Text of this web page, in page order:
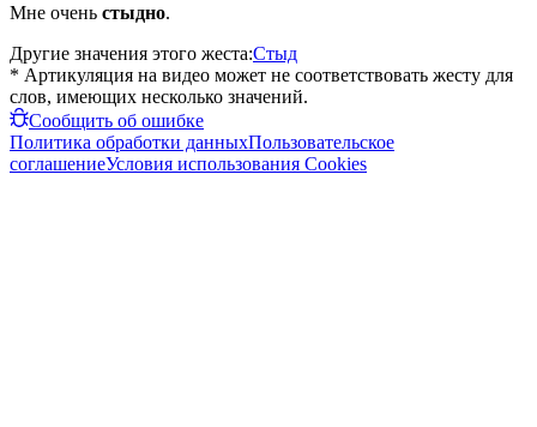
Мне очень стыдно.
Другие значения этого жеста:Стыд
* Артикуляция на видео может не соответствовать жесту для
слов, имеющих несколько значений.
Сообщить об ошибке
Политика обработки данныхПользовательское
соглашениеУсловия использования Cookies